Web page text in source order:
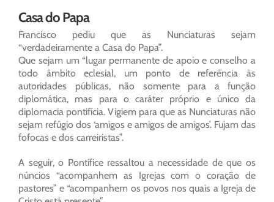
Casa do Papa
Francisco pediu que as Nunciaturas sejam
“verdadeiramente a Casa do Papa”.
Que sejam um “lugar permanente de apoio e conselho a
todo âmbito eclesial, um ponto de referência às
autoridades públicas, não somente para a função
diplomática, mas para o caráter próprio e único da
diplomacia pontifícia. Vigiem para que as Nunciaturas não
sejam refúgio dos ‘amigos e amigos de amigos’. Fujam das
fofocas e dos carreiristas”.
A seguir, o Pontífice ressaltou a necessidade de que os
núncios “acompanhem as Igrejas com o coração de
pastores” e “acompanhem os povos nos quais a Igreja de